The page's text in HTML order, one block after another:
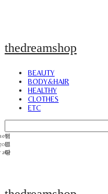
thedreamshop
BEAUTY
BODY&HAIR
HEALTHY
CLOTHES
ETC